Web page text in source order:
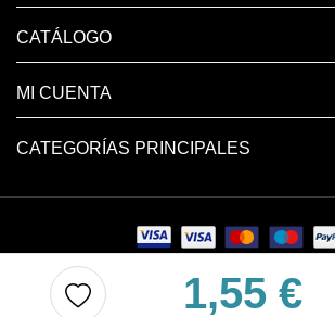
1,55 €
CATÁLOGO
MI CUENTA
CATEGORÍAS PRINCIPALES
Copyright © 2024